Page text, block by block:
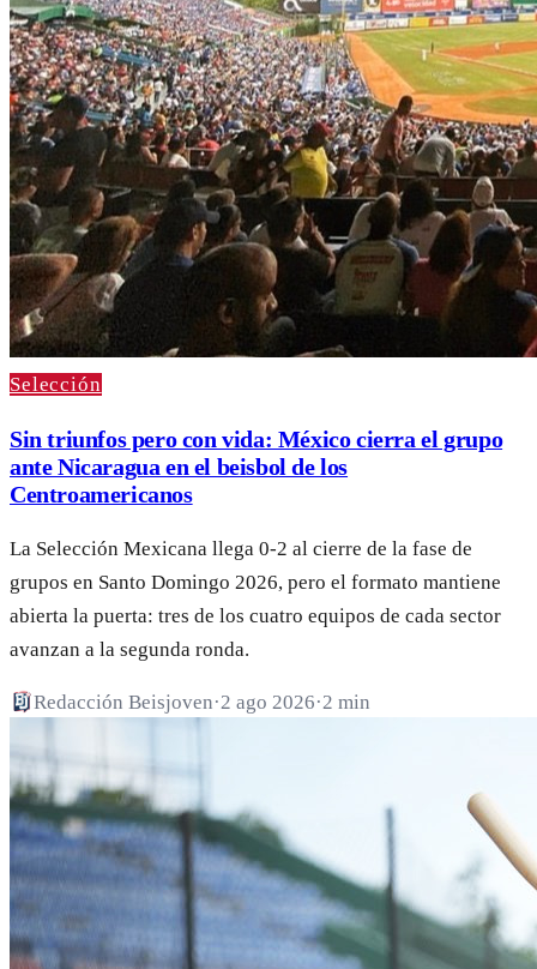
Selección
Sin triunfos pero con vida: México cierra el grupo
ante Nicaragua en el beisbol de los
Centroamericanos
La Selección Mexicana llega 0-2 al cierre de la fase de
grupos en Santo Domingo 2026, pero el formato mantiene
abierta la puerta: tres de los cuatro equipos de cada sector
avanzan a la segunda ronda.
Redacción Beisjoven·2 ago 2026·2 min